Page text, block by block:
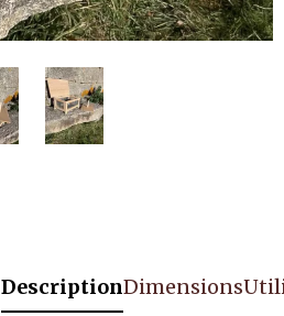
DescriptionDimensions